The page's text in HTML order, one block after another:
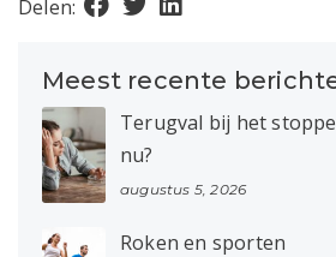
Delen:
Meest recente
Terugval bij het
nu?
augustus 5, 2026
Roken en sporten